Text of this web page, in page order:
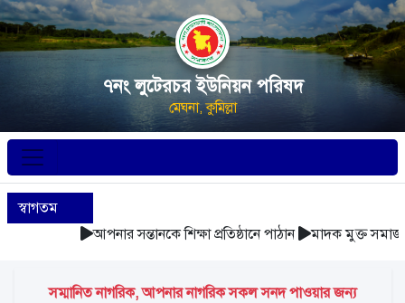
৭নং লুটেরচর ইউনিয়ন পরিষদ
মেঘনা, কুমিল্লা
স্বাগতম
আপনার সন্তানকে শিক্ষা প্রতিষ্ঠানে পাঠান
মাদক মুক্ত সমাজ
সম্মানিত নাগরিক, আপনার নাগরিক সকল সনদ পাওয়ার জন্য